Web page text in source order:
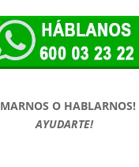
O HABLARNOS!
AYUDARTE!